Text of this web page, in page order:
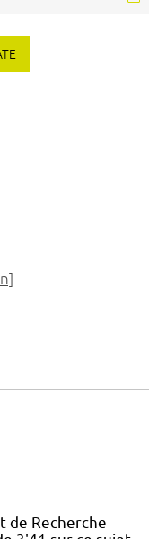
de Recherche